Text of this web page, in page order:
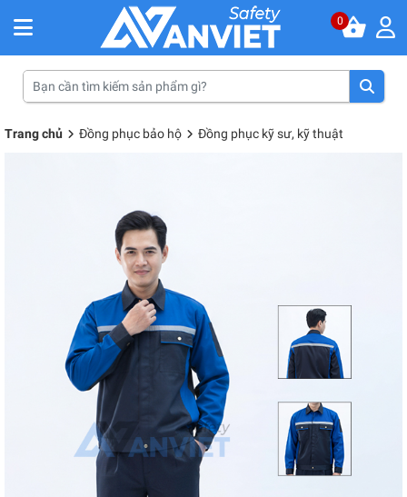
0
Trang chủ Đồng phục bảo hộ Đồng phục kỹ sư, kỹ thuật